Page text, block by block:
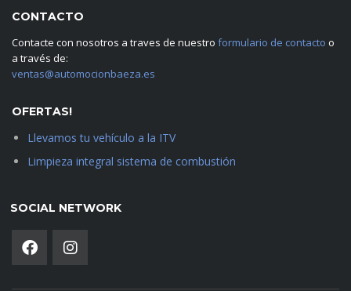
CONTACTO
Contacte con nosotros a traves de nuestro formulario de contacto o
a través de:
ventas@automocionbaeza.es
OFERTAS!
Llevamos tu vehículo a la ITV
Limpieza integral sistema de combustión
SOCIAL NETWORK